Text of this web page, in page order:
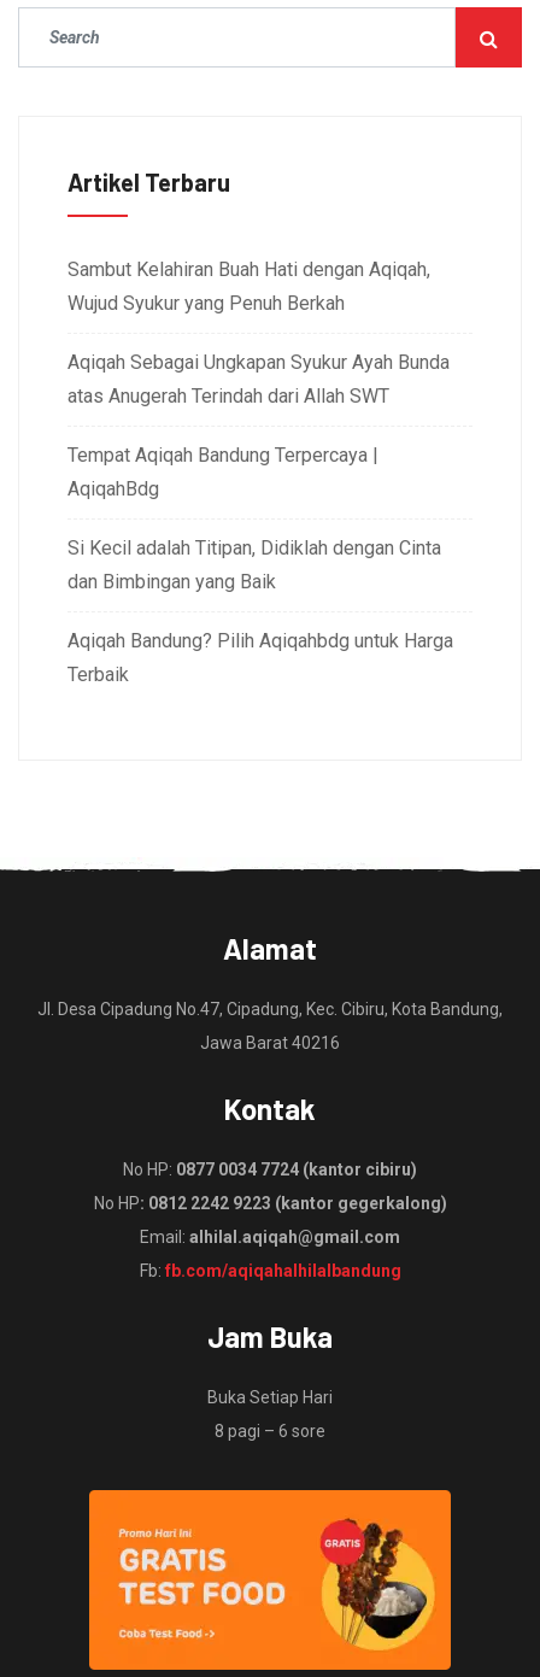
Artikel Terbaru
Sambut Kelahiran Buah Hati dengan Aqiqah,
Wujud Syukur yang Penuh Berkah
Aqiqah Sebagai Ungkapan Syukur Ayah Bunda
atas Anugerah Terindah dari Allah SWT
Tempat Aqiqah Bandung Terpercaya |
AqiqahBdg
Si Kecil adalah Titipan, Didiklah dengan Cinta
dan Bimbingan yang Baik
Aqiqah Bandung? Pilih Aqiqahbdg untuk Harga
Terbaik
Alamat
Jl. Desa Cipadung No.47, Cipadung, Kec. Cibiru, Kota Bandung,
Jawa Barat 40216
Kontak
No HP: 0877 0034 7724 (kantor cibiru)
No HP: 0812 2242 9223 (kantor gegerkalong)
Email: alhilal.aqiqah@gmail.com
Fb: fb.com/aqiqahalhilalbandung
Jam Buka
Buka Setiap Hari
8 pagi – 6 sore